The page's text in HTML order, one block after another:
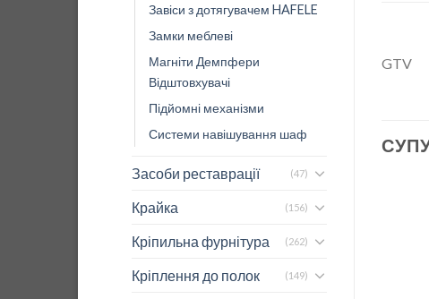
Завіси з дотягувачем HAFELE
Замки меблеві
Магніти Демпфери
Відштовхувачі
Підйомні механізми
Системи навішування шаф
Засоби реставрації (47)
Крайка (156)
Кріпильна фурнітура (262)
Кріплення до полок (149)
GTV